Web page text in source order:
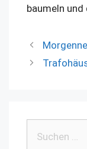
baumeln
nach: